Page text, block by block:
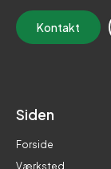
Kontakt
Siden
Forside
Værksted